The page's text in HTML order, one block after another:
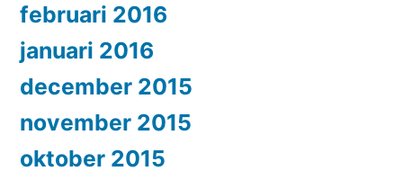
februari 2016
januari 2016
december 2015
november 2015
oktober 2015